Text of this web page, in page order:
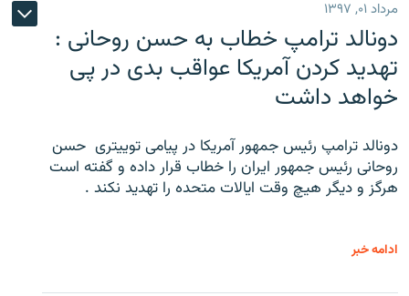
مرداد ۰۱, ۱۳۹۷
دونالد ترامپ خطاب به حسن روحانی :
تهدید کردن آمریکا عواقب بدی در پی
خواهد داشت
دونالد ترامپ رئیس جمهور آمریکا در پیامی توییتری ‌ حسن
روحانی رئیس جمهور ایران را خطاب قرار داده و گفته است
هرگز و دیگر هیچ وقت ایالات متحده را تهدید نکند .
ادامه خبر